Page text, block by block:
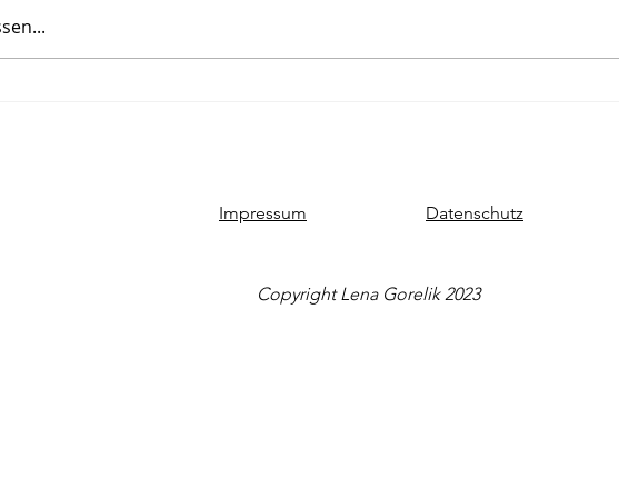
den
Impressum Datenschutz
Copyright Lena Gorelik 2023